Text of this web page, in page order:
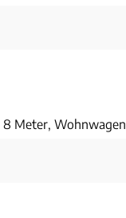
Meter, Wohnwagen